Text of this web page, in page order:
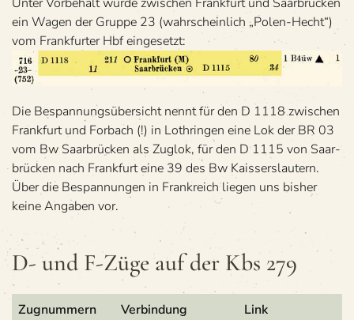
Unter Vor­be­halt wurde zwi­schen Frank­furt und Saar­brü­cken
ein Wagen der Gruppe 23 (wahr­schein­lich „Polen-Hecht“)
vom Frank­fur­ter Hbf eingesetzt:
Die Bespan­nungs­über­sicht nennt für den D 1118 zwi­schen
Frank­furt und For­bach (!) in Loth­rin­gen eine Lok der BR 03
vom Bw Saar­brü­cken als Zug­lok, für den D 1115 von Saar­
brü­cken nach Frank­furt eine 39 des Bw Kai­ssers­lau­tern.
Über die Bespan­nun­gen in Frank­reich lie­gen uns bis­her
keine Anga­ben vor.
D- und F-Züge auf der Kbs 279
Zug­num­mern Ver­bin­dung
Link